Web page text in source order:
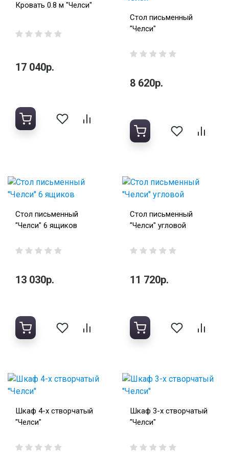
Кровать 0.8 м "Челси"
17 040р.
Стол письменный
"Челси"
8 620р.
Стол письменный
"Челси" 6 ящиков
13 030р.
Стол письменный
"Челси" угловой
11 720р.
Шкаф 4-х створчатый
"Челси"
Шкаф 3-х створчатый
"Челси"